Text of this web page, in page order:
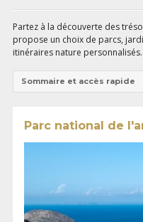
Partez à la découverte des
propose un choix de parcs,
itinéraires nature personnalisés.
Sommaire et accès rapide
Parc national de